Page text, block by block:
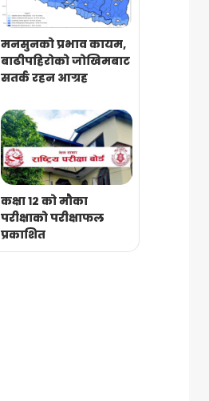
मनसुनको प्रभाव कायम,
बाढीपहिरोको जोखिमबाट
सतर्क रहन आग्रह
कक्षा १२ को मौका
परीक्षाको परीक्षाफल
प्रकाशित